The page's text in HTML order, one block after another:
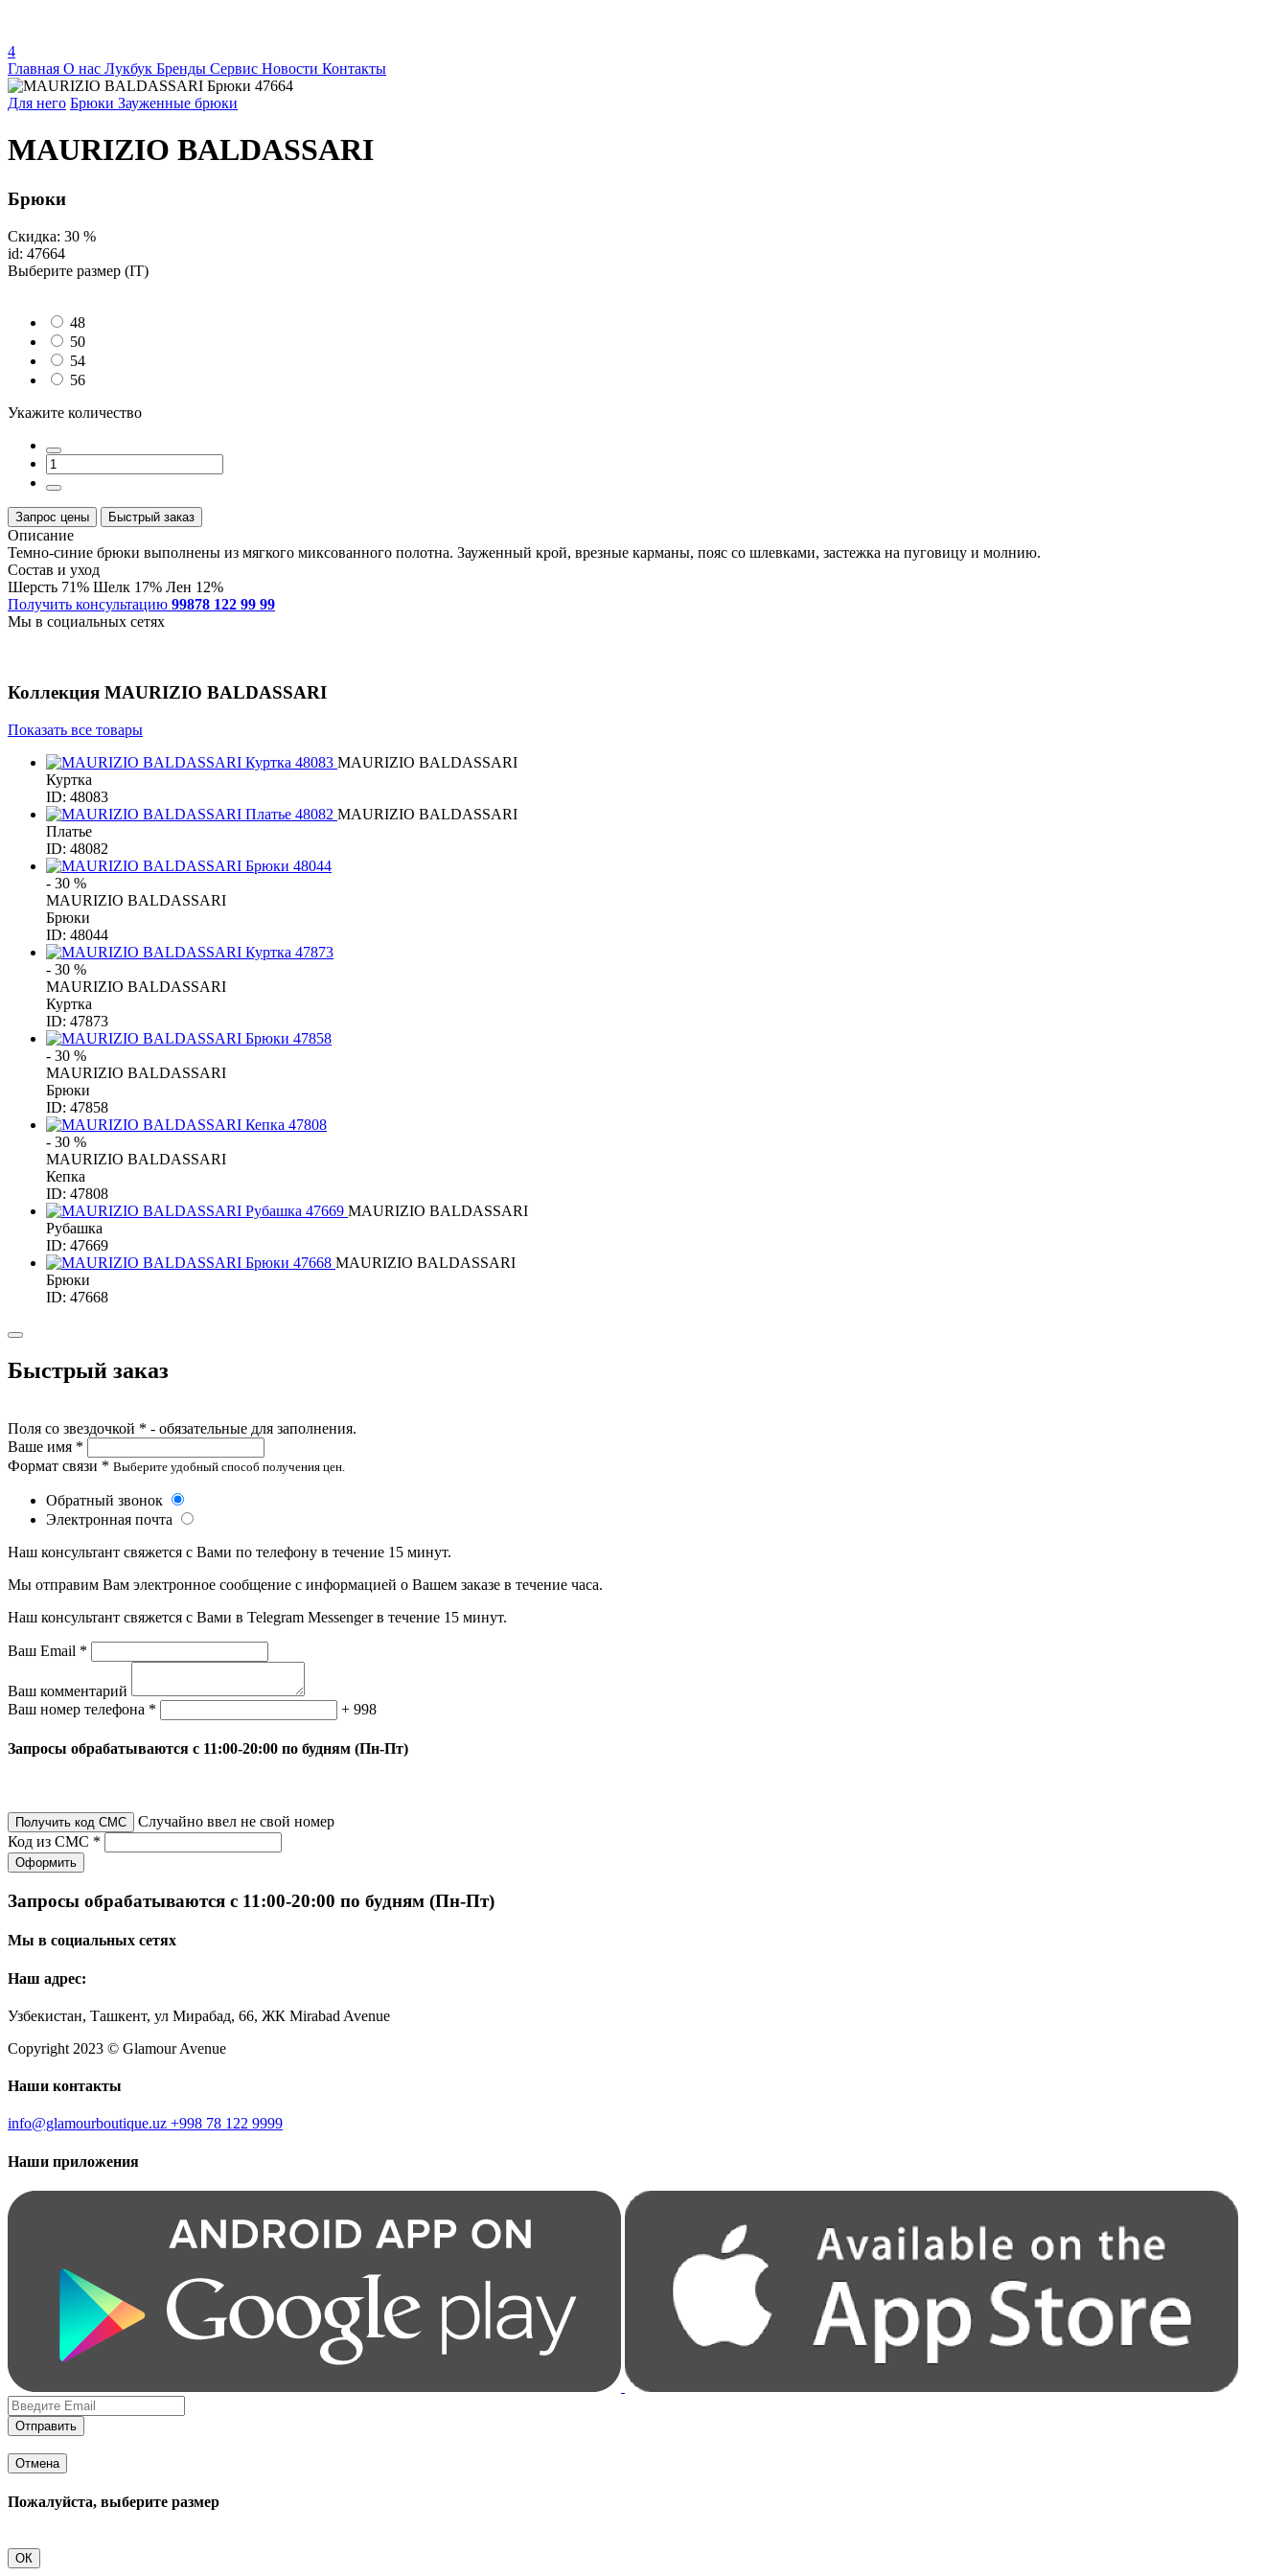
4
Главная О нас Лукбук Бренды Сервис Новости Контакты
Для него Брюки Зауженные брюки
MAURIZIO BALDASSARI
Брюки
Скидка: 30 %
id: 47664
Выберите размер (IT)
48
50
54
56
Укажите количество
Запрос цены Быстрый заказ
Описание
Темно-синие брюки выполнены из мягкого миксованного полотна. Зауженный крой, врезные карманы, пояс со шлевками, застежка на пуговицу и молнию.
Состав и уход
Шерсть 71% Шелк 17% Лен 12%
Получить консультацию 99878 122 99 99
Мы в социальных сетях
Коллекция MAURIZIO BALDASSARI
Показать все товары
MAURIZIO BALDASSARI
Куртка
ID: 48083
MAURIZIO BALDASSARI
Платье
ID: 48082
- 30 %
MAURIZIO BALDASSARI
Брюки
ID: 48044
- 30 %
MAURIZIO BALDASSARI
Куртка
ID: 47873
- 30 %
MAURIZIO BALDASSARI
Брюки
ID: 47858
- 30 %
MAURIZIO BALDASSARI
Кепка
ID: 47808
MAURIZIO BALDASSARI
Рубашка
ID: 47669
MAURIZIO BALDASSARI
Брюки
ID: 47668
Быстрый заказ
Поля со звездочкой * - обязательные для заполнения.
Ваше имя *
Формат связи * Выберите удобный способ получения цен.
Обратный звонок
Электронная почта
Наш консультант свяжется с Вами по телефону в течение 15 минут.
Мы отправим Вам электронное сообщение с информацией о Вашем заказе в течение часа.
Наш консультант свяжется с Вами в Telegram Messenger в течение 15 минут.
Ваш Email *
Ваш комментарий
Ваш номер телефона *
+ 998
Запросы обрабатываются с 11:00-20:00 по будням (Пн-Пт)
Получить код СМС
Случайно ввел не свой номер
Код из СМС *
Оформить
Запросы обрабатываются с 11:00-20:00 по будням (Пн-Пт)
Мы в социальных сетях
Наш адрес:
Узбекистан, Ташкент, ул Мирабад, 66, ЖК Mirabad Avenue
Copyright 2023 © Glamour Avenue
Наши контакты
info@glamourboutique.uz +998 78 122 9999
Наши приложения
Отправить
Отмена
Пожалуйста, выберите размер
ОК